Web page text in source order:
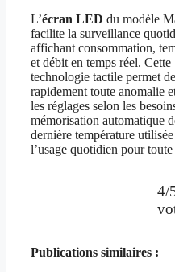
L’écran LED du modèle
facilite la surveillance
affichant consommation,
et débit en temps réel. Cette
technologie tactile permet
rapidement toute anomalie
les réglages selon les
mémorisation automatique
dernière température
l’usage quotidien pour
4/
Publications similaires :